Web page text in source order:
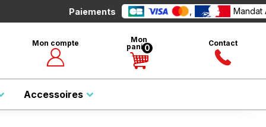
, Mandat Administratif,
Rechercher
Mon compte
Mon
panier
0 Contact
Accessoires